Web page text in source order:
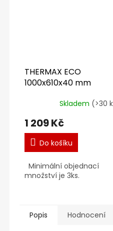
THERMAX ECO
1000x610x40 mm
Skladem (>30
1 209 Kč
Do košíku
Minimální objednací
množství je 3ks.
Popis Hodnocení